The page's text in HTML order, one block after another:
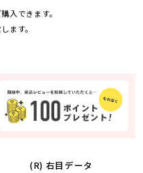
入できます。
ます。
(R) 右目データ